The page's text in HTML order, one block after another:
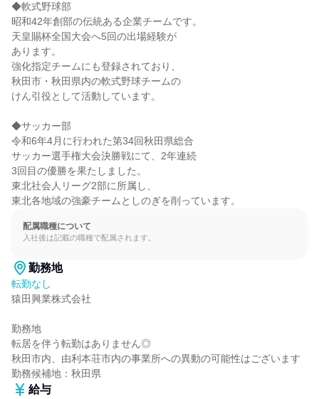
◆軟式野球部
昭和42年創部の伝統ある企業チームです。
天皇賜杯全国大会へ5回の出場経験が
あります。
強化指定チームにも登録されており、
秋田市・秋田県内の軟式野球チームの
けん引役として活動しています。
◆サッカー部
令和6年4月に行われた第34回秋田県総合
サッカー選手権大会決勝戦にて、2年連続
3回目の優勝を果たしました。
東北社会人リーグ2部に所属し、
東北各地域の強豪チームとしのぎを削っています。
配属職種について
入社後は記載の職種で配属されます。
勤務地
転勤なし
猿田興業株式会社
勤務地
転居を伴う転勤はありません◎
秋田市内、由利本荘市内の事業所への異動の可能性はございます
勤務候補地：秋田県
給与